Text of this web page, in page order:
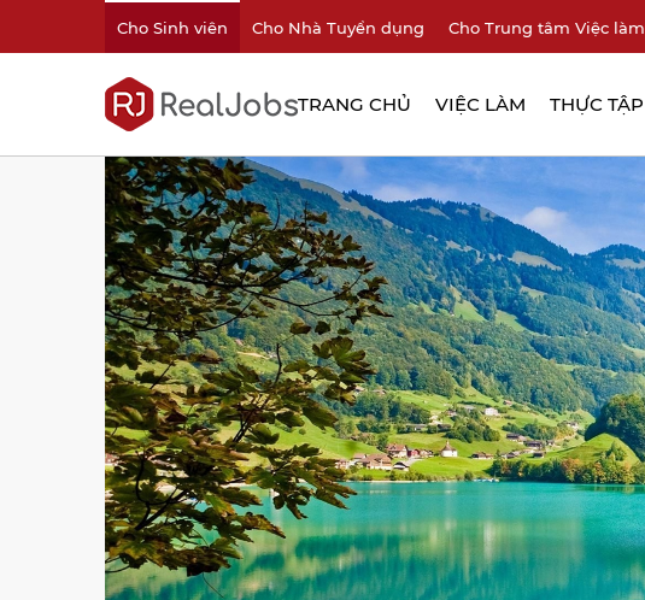
Cho Sinh viên Cho Nhà Tuyển dụng Cho Trung tâm Việc làm
TRANG CHỦ VIỆC LÀM THỰC TẬP